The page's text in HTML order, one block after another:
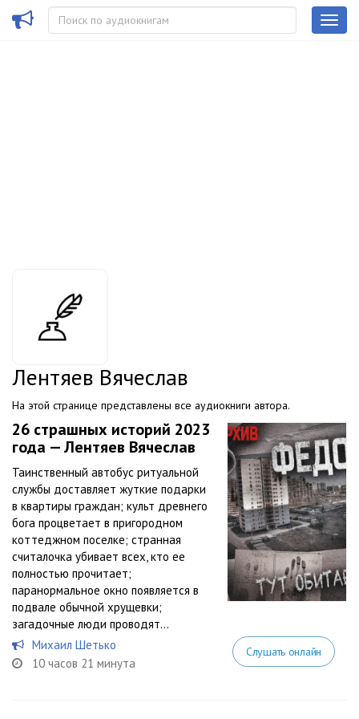
Лентяев Вячеслав
На этой странице представлены все аудиокниги автора.
26 страшных историй 2023
года — Лентяев Вячеслав
Таинственный автобус ритуальной
службы доставляет жуткие подарки
в квартиры граждан; культ древнего
бога процветает в пригородном
коттеджном поселке; странная
считалочка убивает всех, кто ее
полностью прочитает;
паранормальное окно появляется в
подвале обычной хрущевки;
загадочные люди проводят...
Михаил Шетько
10 часов 21 минута
Слушать онлайн